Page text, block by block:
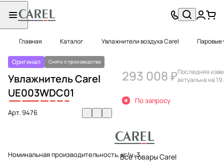
Главная Каталог Увлажнители воздуха Carel Паровые
Оригинал Снято с производства
Увлажнитель Carel
UE003WDC01
Арт.9476
Номинальная производительность, кг/ч:3
293 008 ₽Последняя
актуальна на
По запросу
Все товары Carel